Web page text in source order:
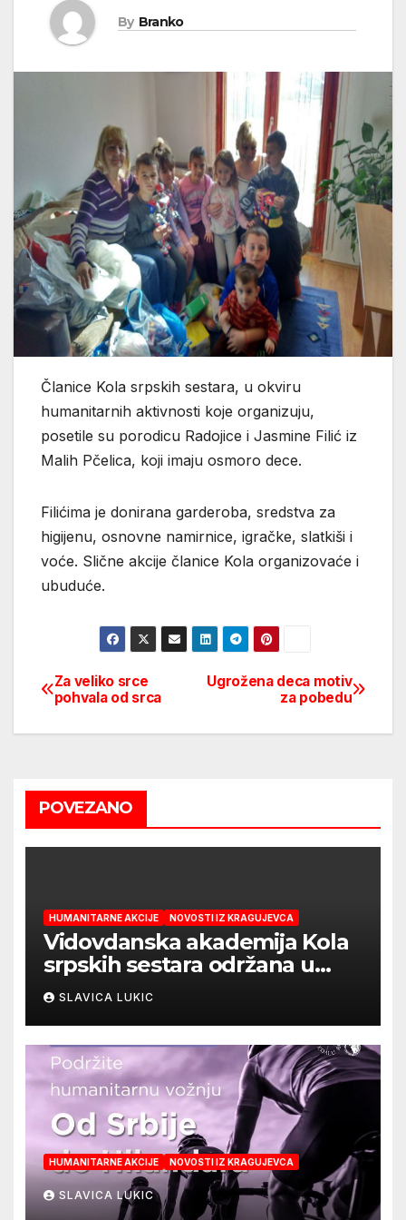
By Branko
Članice Kola srpskih sestara, u okviru
humanitarnih aktivnosti koje organizuju,
posetile su porodicu Radojice i Jasmine Filić iz
Malih Pčelica, koji imaju osmoro dece.
Filićima je donirana garderoba, sredstva za
higijenu, osnovne namirnice, igračke, slatkiši i
voće. Slične akcije članice Kola organizovaće i
ubuduće.
Post
navigation
Ugrožena deca motiv
za pobedu
Za veliko srce
pohvala od srca
POVEZANO
HUMANITARNE AKCIJE NOVOSTI IZ KRAGUJEVCA
Vidovdanska akademija Kola
srpskih sestara održana u
Kragujevcu
SLAVICA LUKIC
HUMANITARNE AKCIJE NOVOSTI IZ KRAGUJEVCA
SLAVICA LUKIC